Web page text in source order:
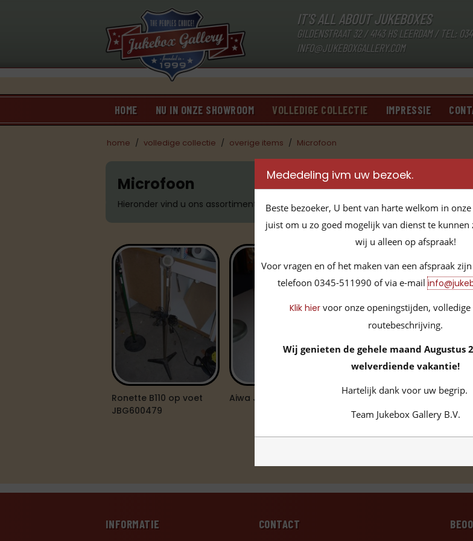
IT'S ALL ABOUT JUKEBOXES
GILDENSTRAAT 32 / 4143 HS LEERDAM / TEL:
INFO@JUKEBOXGALLERY.COM
HOME NU IN ONZE SHOWROOM VOLLEDIGE COLLECTIE IMPRESSIE
home / volledige collectie / overige items / Microfoon
Microfoon
Hieronder vind u ons assortiment.
Ronette B110 op voet
JBG600479
Aiwa JBG600286
605/electro-voice
JBG600283
INFORMATIE CONTACT
Mededeling ivm uw bezoek.
Beste bezoeker, U bent van harte welkom in
juist om u zo goed mogelijk van dienst te
wij u alleen op afspraak!
Voor vragen en of het maken van een afspraak
telefoon 0345-511990 of via e-mail
Klik hier voor onze openingstijden, volledige
routebeschrijving.
Wij genieten de gehele maand Augustus
welverdiende vakantie!
Hartelijk dank voor uw begrip.
Team Jukebox Gallery B.V.